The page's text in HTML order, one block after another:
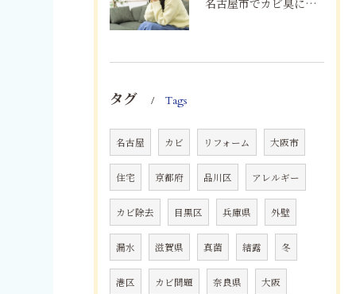
名古屋市でカビ臭にお困りの方へ｜原因を根本解決するカビ取り・防カビ対策とは
タグ Tags
名古屋 カビ リフォーム 大阪市
住宅 京都府 品川区 アレルギー
カビ除去 目黒区 兵庫県 外壁
漏水 滋賀県 真菌 結露 冬
港区 カビ問題 奈良県 大阪